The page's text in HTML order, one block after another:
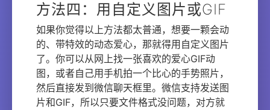
方法四：用自定义图片或GIF
如果你觉得以上方法都太普通，想要一颗会动
的、带特效的动态爱心，那就得用自定义图片
了。你可以从网上找一张喜欢的爱心GIF动
图，或者自己用手机拍一个比心的手势照片，
然后直接发到微信聊天框里。微信支持发送图
片和GIF，所以只要文件格式没问题，对方就